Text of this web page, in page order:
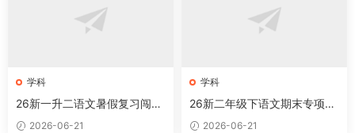
学科
26新一升二语文暑假复习闯关
每日一练小纸条-一下
2026-06-21
学科
26新二年级下语文期末专项复
习—看拼音写词语
2026-06-21